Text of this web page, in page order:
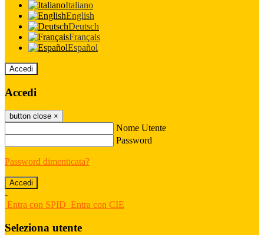
Italiano
English
Deutsch
Français
Español
Accedi
Accedi
button close ×
Nome Utente
Password
Password dimenticata?
-
Entra con SPID Entra con CIE
Seleziona utente